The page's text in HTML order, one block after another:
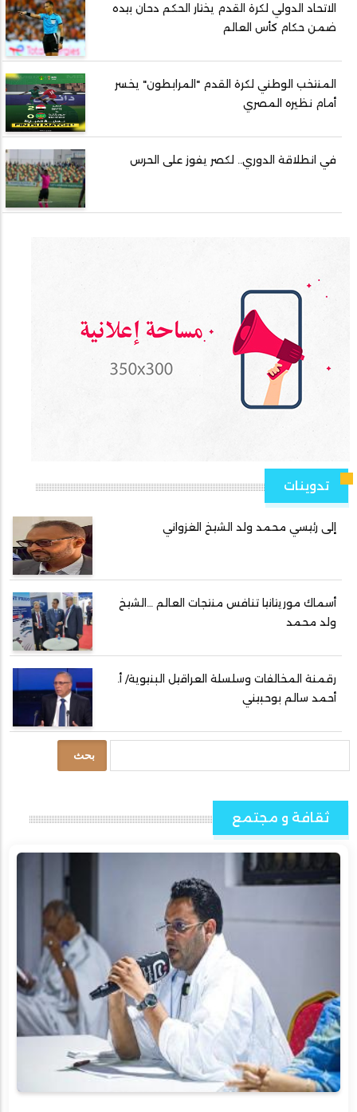
الاتحاد الدولي لكرة القدم يختار الحكم دحان بيده
ضمن حكام كأس العالم
المنتخب الوطني لكرة القدم "المرابطون" يخسر
أمام نظيره المصري
في انطلاقة الدوري.. لكصر يفوز على الحرس
تدوينات
إلى رئيسي محمد ولد الشيخ الغزواني
أسماك موريتانيا تنافس منتجات العالم …الشيخ
ولد محمد
رقمنة المخالفات وسلسلة العراقيل البنيوية/ أ.
أحمد سالم بوحبيني
ثقافة و مجتمع